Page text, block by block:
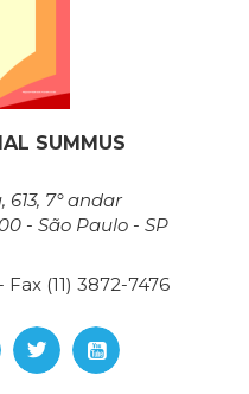
SUMMUS
7° andar
- São Paulo - SP
Fax (11) 3872-7476